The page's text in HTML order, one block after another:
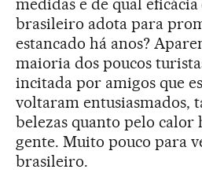
brasileiro adota para
estancado há anos?
maioria dos poucos
incitada por amigos que
voltaram entusiasmados,
belezas quanto pelo calor
gente. Muito pouco para
brasileiro.